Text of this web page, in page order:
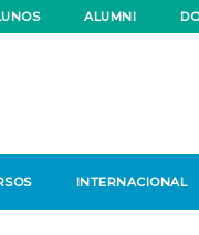
ALUMNI
INTERNACIONAL